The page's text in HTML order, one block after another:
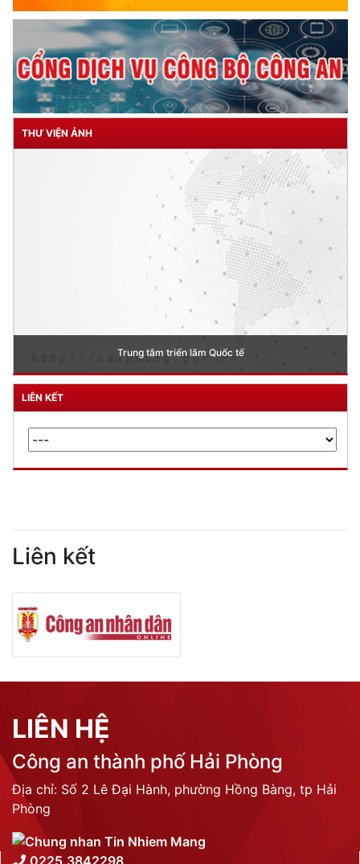
THƯ VIỆN ẢNH
Lễ khởi công cầu Hoàng Văn Thụ
LIÊN KẾT
Liên kết
LIÊN HỆ
Công an thành phố Hải Phòng
Địa chỉ: Số 2 Lê Đại Hành, phường Hồng Bàng, tp Hải
Phòng